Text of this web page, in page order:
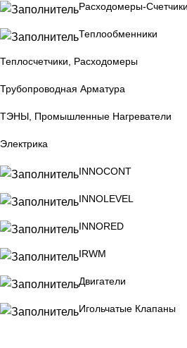
Расходомеры-
Теплообменники
Теплосчетчики, Расходомеры
Трубопроводная Арматура
ТЭНЫ, Промышленные Нагреватели
Электрика
INNOCONT
INNOLEVEL
INNORED
IRWM
Двигатели
Игольчатые Клапаны